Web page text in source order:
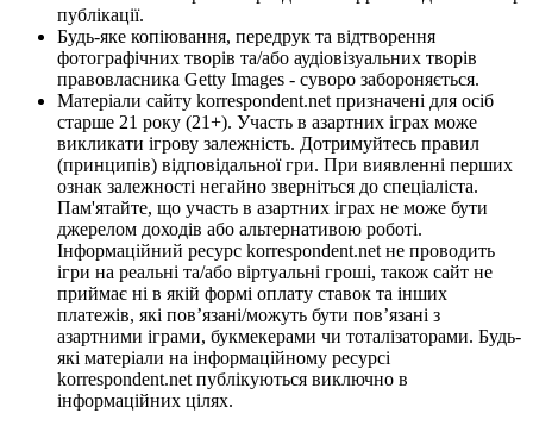
публікації.
Будь-яке копіювання, передрук та відтворення
фотографічних творів та/або аудіовізуальних творів
правовласника Getty Images - суворо забороняється.
Матеріали сайту korrespondent.net призначені для осіб
старше 21 року (21+). Участь в азартних іграх може
викликати ігрову залежність. Дотримуйтесь правил
(принципів) відповідальної гри. При виявленні перших
ознак залежності негайно зверніться до спеціаліста.
Пам'ятайте, що участь в азартних іграх не може бути
джерелом доходів або альтернативою роботі.
Інформаційний ресурс korrespondent.net не проводить
ігри на реальні та/або віртуальні гроші, також сайт не
приймає ні в якій формі оплату ставок та інших
платежів, які пов’язані/можуть бути пов’язані з
азартними іграми, букмекерами чи тоталізаторами. Будь-
які матеріали на інформаційному ресурсі
korrespondent.net публікуються виключно в
інформаційних цілях.